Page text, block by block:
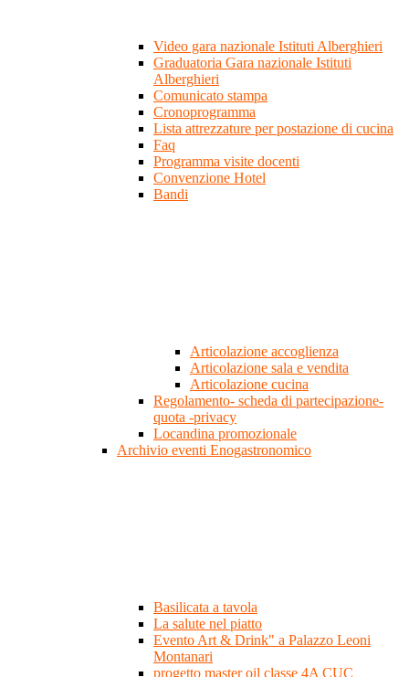
Video gara nazionale Istituti Alberghieri
Graduatoria Gara nazionale Istituti
Alberghieri
Comunicato stampa
Cronoprogramma
Lista attrezzature per postazione di cucina
Faq
Programma visite docenti
Convenzione Hotel
Bandi
Articolazione accoglienza
Articolazione sala e vendita
Articolazione cucina
Regolamento- scheda di partecipazione-
quota -privacy
Locandina promozionale
Archivio eventi Enogastronomico
Basilicata a tavola
La salute nel piatto
Evento Art & Drink" a Palazzo Leoni
Montanari
progetto master oil classe 4A CUC